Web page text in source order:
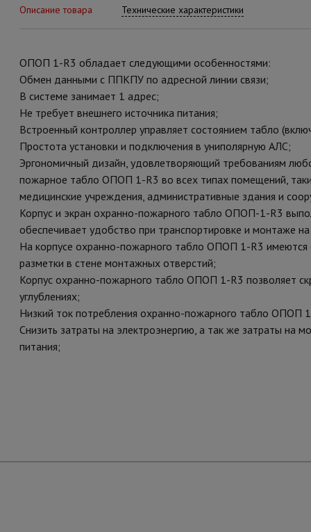
Описание товара Технические характеристики
ОПОП 1-R3 обладает следующими особенностями:
Обмен данными с ППКПУ по адресной линии связи;
В системе занимает 1 адрес;
Не требует внешнего источника питания;
Встроенный контроллер управляет состоянием табло
Простота установки и подключения в униполярную АЛС;
Эргономичный дизайн, удовлетворяющий требованиям
пожарное табло ОПОП 1-R3 во всех типах помещений,
медицинские учреждения, административные здания и
Корпус и экран охранно-пожарного табло ОПОП-1-R3
обеспечивает удобство при транспортировке и монтаже
На корпусе охранно-пожарного табло ОПОП 1-R3 имеются
разметки в стене монтажных отверстий;
Корпус охранно-пожарного табло ОПОП 1-R3 позволяет
углублениях;
Низкий ток потребления охранно-пожарного табло ОПОП
Снизить затраты на электроэнергию, а так же затраты на
питания;